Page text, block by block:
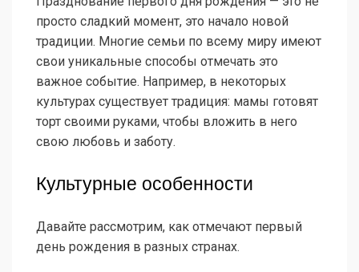
просто сладкий момент, это начало новой
традиции. Многие семьи по всему миру имеют
свои уникальные способы отмечать это
важное событие. Например, в некоторых
культурах существует традиция: мамы готовят
торт своими руками, чтобы вложить в него
свою любовь и заботу.
Культурные особенности
Давайте рассмотрим, как отмечают первый
день рождения в разных странах.